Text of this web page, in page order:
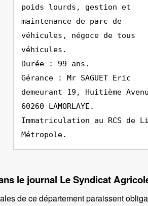
poids lourds, gestion et
maintenance de parc de
véhicules, négoce de tous
véhicules.
Durée : 99 ans.
Gérance : Mr SAGUET Eric
demeurant 19, Huitième
60260 LAMORLAYE.
Immatriculation au RCS de
Métropole.
le journal Le Syndicat
de ce département paraissent